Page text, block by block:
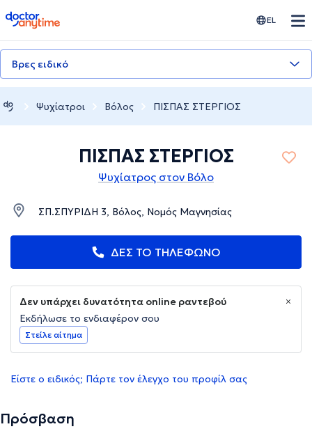
doctoranytime EL
Βρες ειδικό
Ψυχίατροι Βόλος ΠΙΣΠΑΣ ΣΤΕΡΓΙΟΣ
ΠΙΣΠΑΣ ΣΤΕΡΓΙΟΣ
Ψυχίατρος στον Βόλο
ΣΠ.ΣΠΥΡΙΔΗ 3, Βόλος, Νομός Μαγνησίας
ΔΕΣ ΤΟ ΤΗΛΕΦΩΝΟ
Δεν υπάρχει δυνατότητα online ραντεβού
Εκδήλωσε το ενδιαφέρον σου
Στείλε αίτημα
Είστε ο ειδικός; Πάρτε τον έλεγχο του προφίλ σας
Πρόσβαση